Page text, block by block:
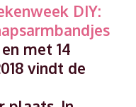
DIY:
met 14
vindt de